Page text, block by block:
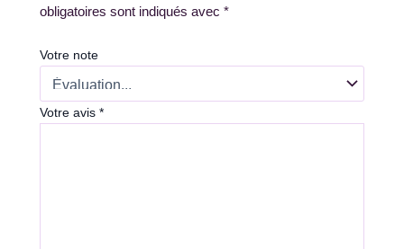
obligatoires sont indiqués avec*
Votre note
Votre avis*